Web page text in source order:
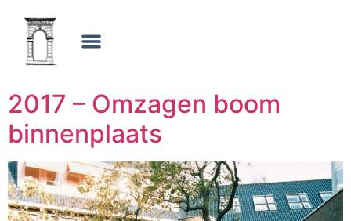
2017 – Omzagen boom
binnenplaats